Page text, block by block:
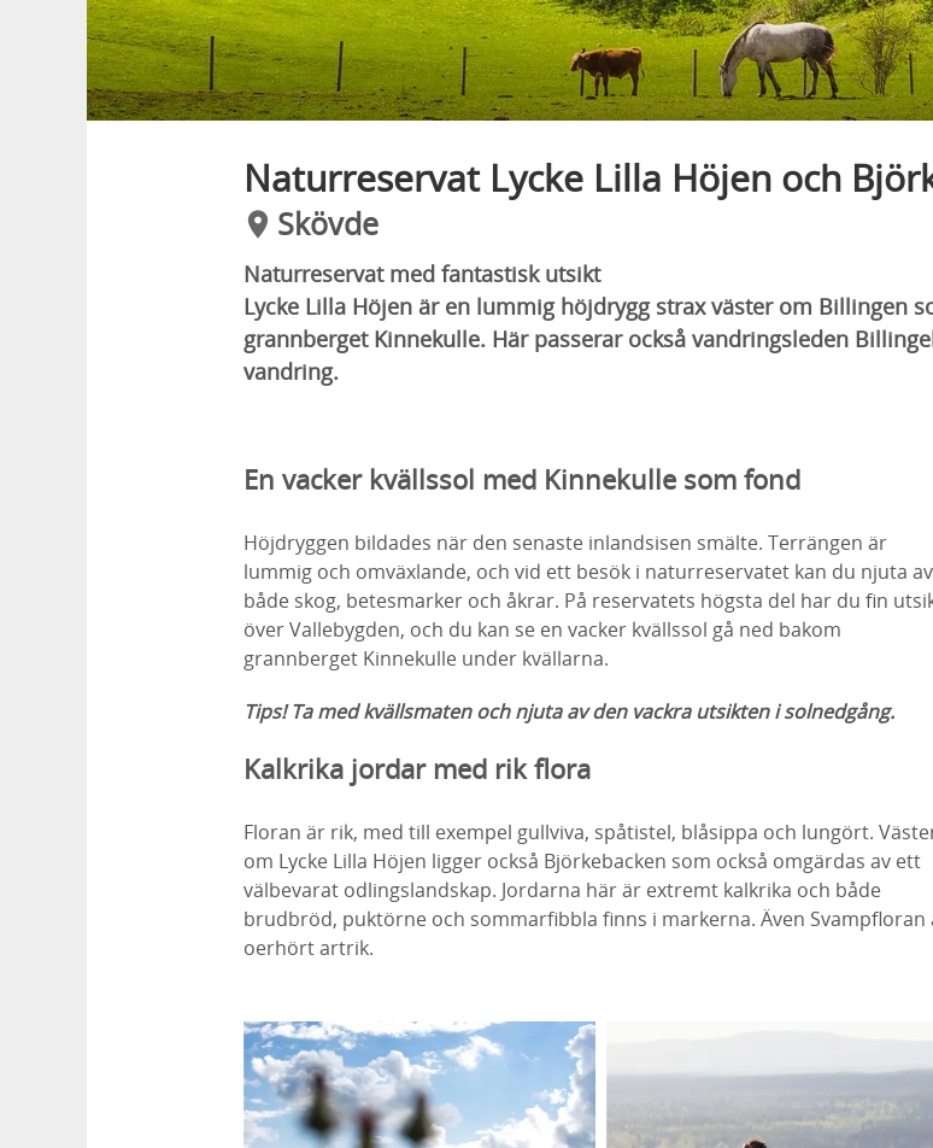
Naturreservat Lycke Lilla Höjen och
Skövde
Naturreservat med fantastisk utsikt
Lycke Lilla Höjen är en lummig höjdrygg strax väster om Billingen
grannberget Kinnekulle. Här passerar också vandringsleden
vandring.
En vacker kvällssol med Kinnekulle som fond
Höjdryggen bildades när den senaste inlandsisen smälte. Terrängen är
lummig och omväxlande, och vid ett besök i naturreservatet kan du njuta av
både skog, betesmarker och åkrar. På reservatets högsta del har du fin
över Vallebygden, och du kan se en vacker kvällssol gå ned bakom
grannberget Kinnekulle under kvällarna.
Tips! Ta med kvällsmaten och njuta av den vackra utsikten i solnedgång.
Kalkrika jordar med rik flora
Floran är rik, med till exempel gullviva, spåtistel, blåsippa och lungört.
om Lycke Lilla Höjen ligger också Björkebacken som också omgärdas av ett
välbevarat odlingslandskap. Jordarna här är extremt kalkrika och både
brudbröd, puktörne och sommarfibbla finns i markerna. Även Svampfloran
oerhört artrik.